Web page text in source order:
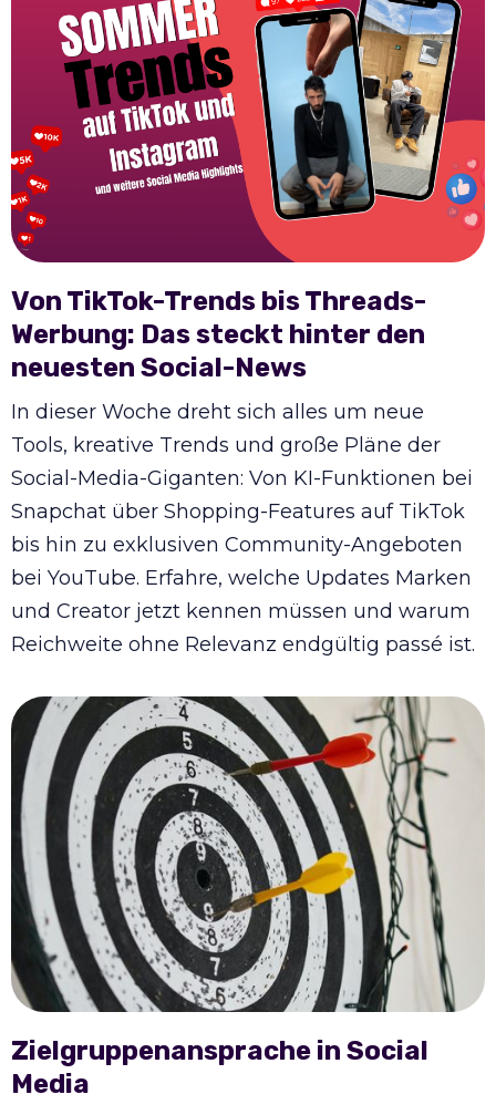
Von TikTok-Trends bis Threads-
Werbung: Das steckt hinter den
neuesten Social-News
In dieser Woche dreht sich alles um neue
Tools, kreative Trends und große Pläne der
Social-Media-Giganten: Von KI-Funktionen bei
Snapchat über Shopping-Features auf TikTok
bis hin zu exklusiven Community-Angeboten
bei YouTube. Erfahre, welche Updates Marken
und Creator jetzt kennen müssen und warum
Reichweite ohne Relevanz endgültig passé ist.
Zielgruppenansprache in Social
Media